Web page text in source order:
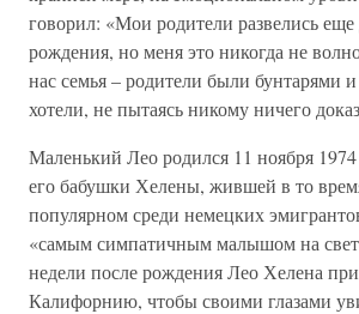
говорил: «Мои родители развелись
рождения, но меня это никогда не
нас семья – родители были бунтарями
хотели, не пытаясь никому ничего
Маленький Лео родился 11 ноября
его бабушки Хелены, жившей в то
популярном среди немецких
«самым симпатичным малышом на
недели после рождения Лео Хелена
Калифорнию, чтобы своими глазами